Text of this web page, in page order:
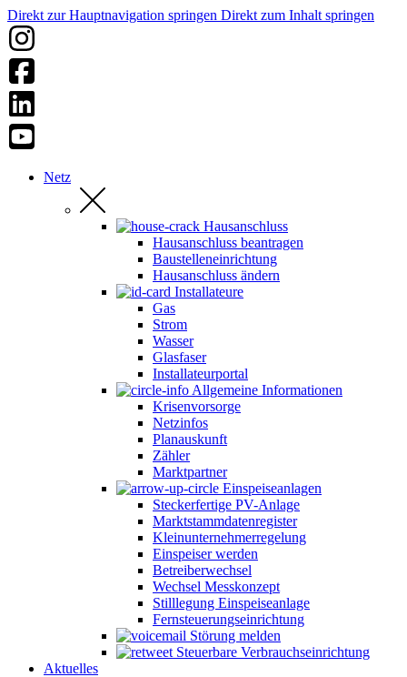
Direkt zur Hauptnavigation springen Direkt zum Inhalt springen
Netz
Hausanschluss
Hausanschluss beantragen
Baustelleneinrichtung
Hausanschluss ändern
Installateure
Gas
Strom
Wasser
Glasfaser
Installateurportal
Allgemeine Informationen
Krisenvorsorge
Netzinfos
Planauskunft
Zähler
Marktpartner
Einspeiseanlagen
Steckerfertige PV-Anlage
Marktstammdatenregister
Kleinunternehmerregelung
Einspeiser werden
Betreiberwechsel
Wechsel Messkonzept
Stilllegung Einspeiseanlage
Fernsteuerungseinrichtung
Störung melden
Steuerbare Verbrauchseinrichtung
Aktuelles